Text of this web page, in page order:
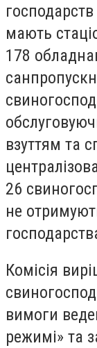
мають
178
взуттям та
26
не
Комісія
вимоги
режимі» та